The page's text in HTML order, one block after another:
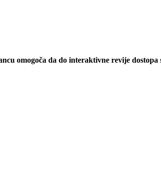
omogoča da do interaktivne revije